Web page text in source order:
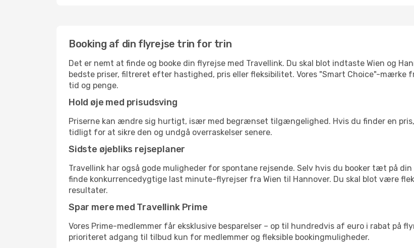
Booking af din flyrejse trin for trin
Det er nemt at finde og booke din flyrejse med Travellink. Du skal blot indtaste Wien og
bedste priser, filtreret efter hastighed, pris eller fleksibilitet. Vores "Smart Choice"-
tid og penge.
Hold øje med prisudsving
Priserne kan ændre sig hurtigt, især med begrænset tilgængelighed. Hvis du finder en
tidligt for at sikre den og undgå overraskelser senere.
Sidste øjebliks rejseplaner
Travellink har også gode muligheder for spontane rejsende. Selv hvis du booker tæt på
finde konkurrencedygtige last minute-flyrejser fra Wien til Hannover. Du skal blot være
resultater.
Spar mere med Travellink Prime
Vores Prime-medlemmer får eksklusive besparelser – op til hundredvis af euro i rabat på
prioriteret adgang til tilbud kun for medlemmer og fleksible bookingmuligheder.